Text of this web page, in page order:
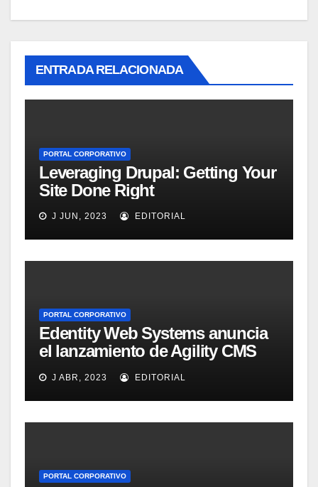
ENTRADA RELACIONADA
PORTAL CORPORATIVO
Leveraging Drupal: Getting Your
Site Done Right
J JUN, 2023 EDITORIAL
PORTAL CORPORATIVO
Edentity Web Systems anuncia
el lanzamiento de Agility CMS
Versión 2.0
J ABR, 2023 EDITORIAL
PORTAL CORPORATIVO